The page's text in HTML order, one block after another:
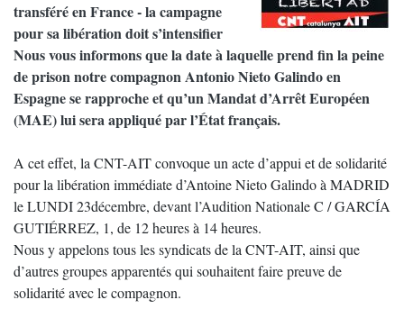
transféré en France - la campagne
pour sa libération doit s’intensifier
Nous vous informons que la date à laquelle prend fin la peine
de prison notre compagnon Antonio Nieto Galindo en
Espagne se rapproche et qu’un Mandat d’Arrêt Européen
(MAE) lui sera appliqué par l’État français.
A cet effet, la CNT-AIT convoque un acte d’appui et de solidarité
pour la libération immédiate d’Antoine Nieto Galindo à MADRID
le LUNDI 23décembre, devant l’Audition Nationale C / GARCÍA
GUTIÉRREZ, 1, de 12 heures à 14 heures.
Nous y appelons tous les syndicats de la CNT-AIT, ainsi que
d’autres groupes apparentés qui souhaitent faire preuve de
solidarité avec le compagnon.